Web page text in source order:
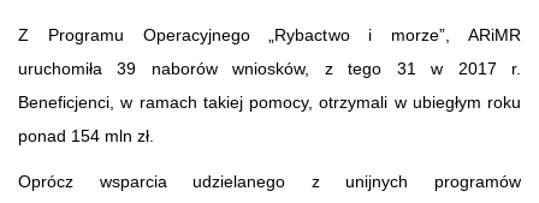
Z Programu Operacyjnego „Rybactwo i morze”, ARiMR
uruchomiła 39 naborów wniosków, z tego 31 w 2017 r.
Beneficjenci, w ramach takiej pomocy, otrzymali w ubiegłym roku
ponad 154 mln zł.
Oprócz wsparcia udzielanego z unijnych programów